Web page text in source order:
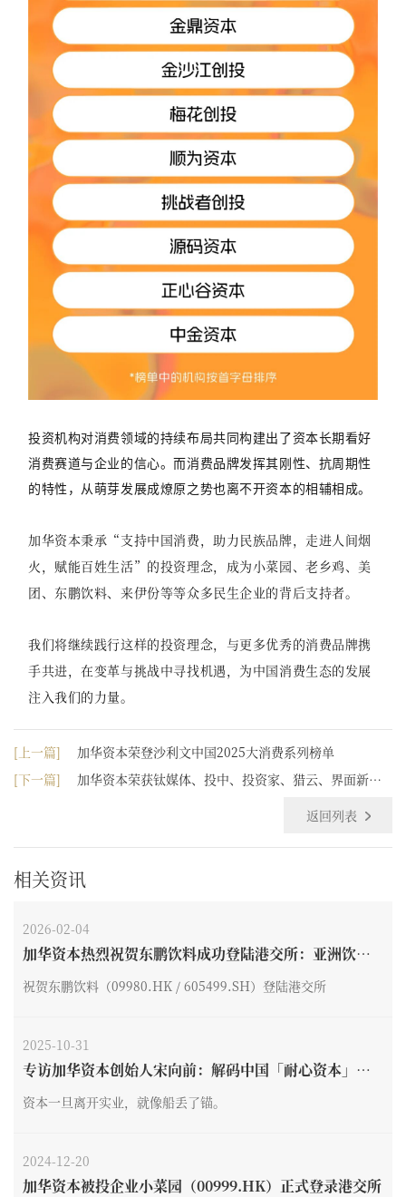
投资机构对消费领域的持续布局共同构建出了资本长期看好
消费赛道与企业的信心。而消费品牌发挥其刚性、抗周期性
的特性，从萌芽发展成燎原之势也离不开资本的相辅相成。
加华资本秉承“支持中国消费，助力民族品牌，走进人间烟
火，赋能百姓生活” 的投资理念，成为小菜园、老乡鸡、美
团、东鹏饮料、来伊份等等众多民生企业的背后支持者。
我们将继续践行这样的投资理念， 与更多优秀的消费品牌携
手共进，在变革与挑战中寻找机遇，为中国消费生态的发展
注入我们的力量。
[上一篇]
加华资本荣登沙利文中国2025大消费系列榜单
[下一篇]
加华资本荣获钛媒体、投中、投资家、猎云、界面新
返回列表
相关资讯
2026-02-04
加华资本热烈祝贺东鹏饮料成功登陆港交所：亚洲饮料
祝贺东鹏饮料（09980.HK / 605499.SH）登陆港交所
2025-10-31
专访加华资本创始人宋向前：解码中国「耐心资本」的
资本一旦离开实业，就像船丢了锚。
2024-12-20
加华资本被投企业小菜园（00999.HK）正式登录港交所